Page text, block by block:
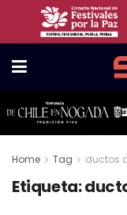
Home Tag ductos
Etiqueta: